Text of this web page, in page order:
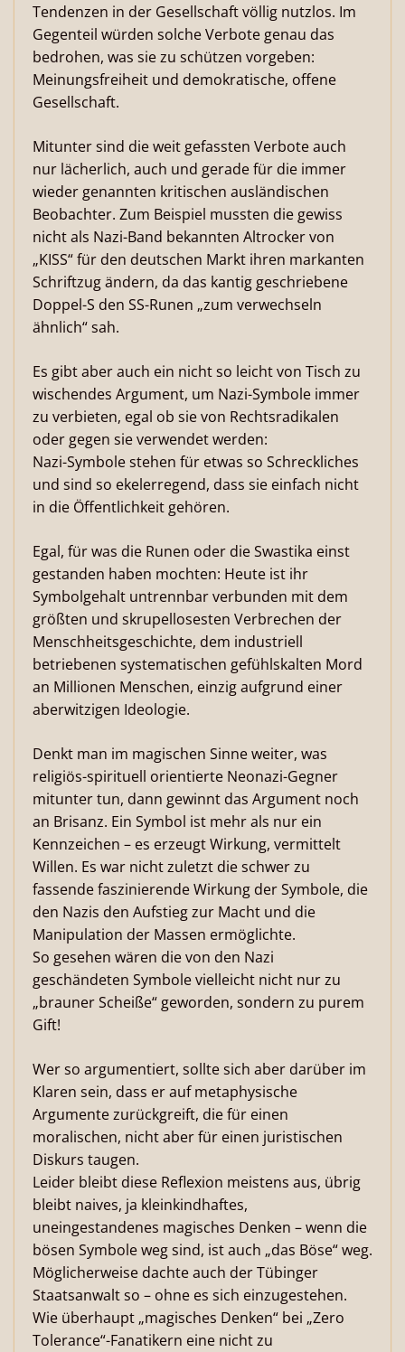
Tendenzen in der Gesellschaft völlig nutzlos. Im
Gegenteil würden solche Verbote genau das
bedrohen, was sie zu schützen vorgeben:
Meinungsfreiheit und demokratische, offene
Gesellschaft.
Mitunter sind die weit gefassten Verbote auch
nur lächerlich, auch und gerade für die immer
wieder genannten kritischen ausländischen
Beobachter. Zum Beispiel mussten die gewiss
nicht als Nazi-Band bekannten Altrocker von
„KISS“ für den deutschen Markt ihren markanten
Schriftzug ändern, da das kantig geschriebene
Doppel-S den SS-Runen „zum verwechseln
ähnlich“ sah.
Es gibt aber auch ein nicht so leicht von Tisch zu
wischendes Argument, um Nazi-Symbole immer
zu verbieten, egal ob sie von Rechtsradikalen
oder gegen sie verwendet werden:
Nazi-Symbole stehen für etwas so Schreckliches
und sind so ekelerregend, dass sie einfach nicht
in die Öffentlichkeit gehören.
Egal, für was die Runen oder die Swastika einst
gestanden haben mochten: Heute ist ihr
Symbolgehalt untrennbar verbunden mit dem
größten und skrupellosesten Verbrechen der
Menschheitsgeschichte, dem industriell
betriebenen systematischen gefühlskalten Mord
an Millionen Menschen, einzig aufgrund einer
aberwitzigen Ideologie.
Denkt man im magischen Sinne weiter, was
religiös-spirituell orientierte Neonazi-Gegner
mitunter tun, dann gewinnt das Argument noch
an Brisanz. Ein Symbol ist mehr als nur ein
Kennzeichen – es erzeugt Wirkung, vermittelt
Willen. Es war nicht zuletzt die schwer zu
fassende faszinierende Wirkung der Symbole, die
den Nazis den Aufstieg zur Macht und die
Manipulation der Massen ermöglichte.
So gesehen wären die von den Nazi
geschändeten Symbole vielleicht nicht nur zu
„brauner Scheiße“ geworden, sondern zu purem
Gift!
Wer so argumentiert, sollte sich aber darüber im
Klaren sein, dass er auf metaphysische
Argumente zurückgreift, die für einen
moralischen, nicht aber für einen juristischen
Diskurs taugen.
Leider bleibt diese Reflexion meistens aus, übrig
bleibt naives, ja kleinkindhaftes,
uneingestandenes magisches Denken – wenn die
bösen Symbole weg sind, ist auch „das Böse“ weg.
Möglicherweise dachte auch der Tübinger
Staatsanwalt so – ohne es sich einzugestehen.
Wie überhaupt „magisches Denken“ bei „Zero
Tolerance“-Fanatikern eine nicht zu